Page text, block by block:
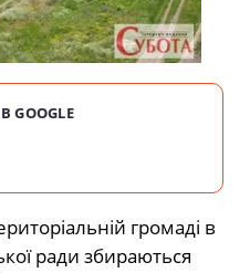
громаді в
ради збираються